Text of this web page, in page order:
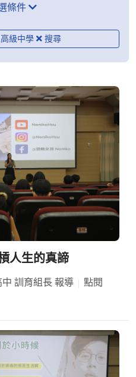
條件
級中學
人生的真諦
訓育組長 報導
點閱